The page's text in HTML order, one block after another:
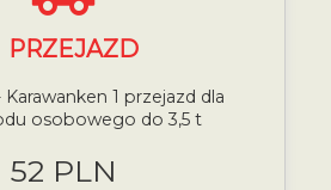
PRZEJAZD
Karawanken 1 przejazd dla
osobowego do 3,5 t
52 PLN